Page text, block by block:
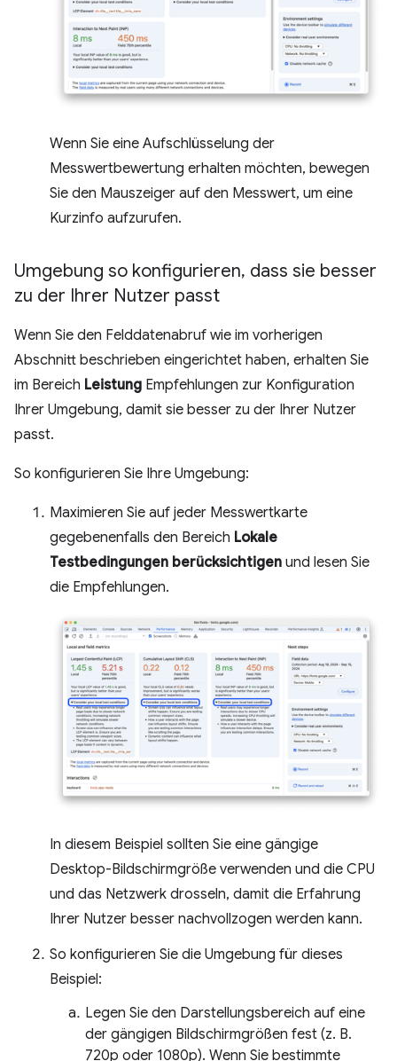
Wenn Sie eine Aufschlüsselung der
Messwertbewertung erhalten möchten, bewegen
Sie den Mauszeiger auf den Messwert, um eine
Kurzinfo aufzurufen.
Umgebung so konfigurieren, dass sie besser
zu der Ihrer Nutzer passt
Wenn Sie den Felddatenabruf wie im vorherigen
Abschnitt beschrieben eingerichtet haben, erhalten Sie
im Bereich Leistung Empfehlungen zur Konfiguration
Ihrer Umgebung, damit sie besser zu der Ihrer Nutzer
passt.
So konfigurieren Sie Ihre Umgebung:
Maximieren Sie auf jeder Messwertkarte
gegebenenfalls den Bereich Lokale
Testbedingungen berücksichtigen und lesen Sie
die Empfehlungen.
In diesem Beispiel sollten Sie eine gängige
Desktop-Bildschirmgröße verwenden und die CPU
und das Netzwerk drosseln, damit die Erfahrung
Ihrer Nutzer besser nachvollzogen werden kann.
So konfigurieren Sie die Umgebung für dieses
Beispiel:
Legen Sie den Darstellungsbereich auf eine
der gängigen Bildschirmgrößen fest (z. B.
720p oder 1080p). Wenn Sie bestimmte